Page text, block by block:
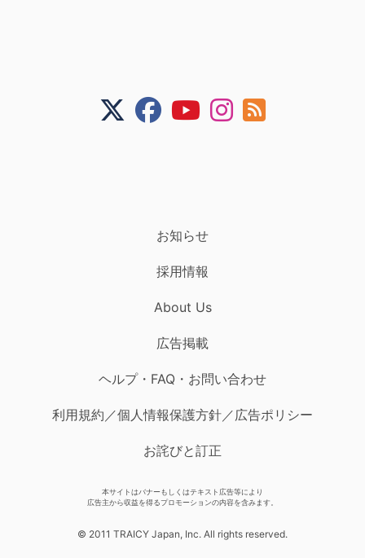
お知らせ
採用情報
About Us
広告掲載
ヘルプ・FAQ・お問い合わせ
利用規約／個人情報保護方針／広告ポリシー
お詫びと訂正
本サイトはバナーもしくはテキスト広告等により
広告主から収益を得るプロモーションの内容を含みます。
© 2011 TRAICY Japan, Inc. All rights reserved.